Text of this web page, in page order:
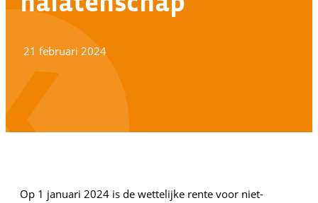
21 februari 2024
Op 1 januari 2024 is de wettelijke rente voor niet-